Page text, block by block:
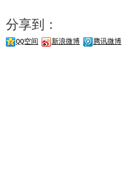
分享到：
QQ空间 新浪微博 腾讯微博